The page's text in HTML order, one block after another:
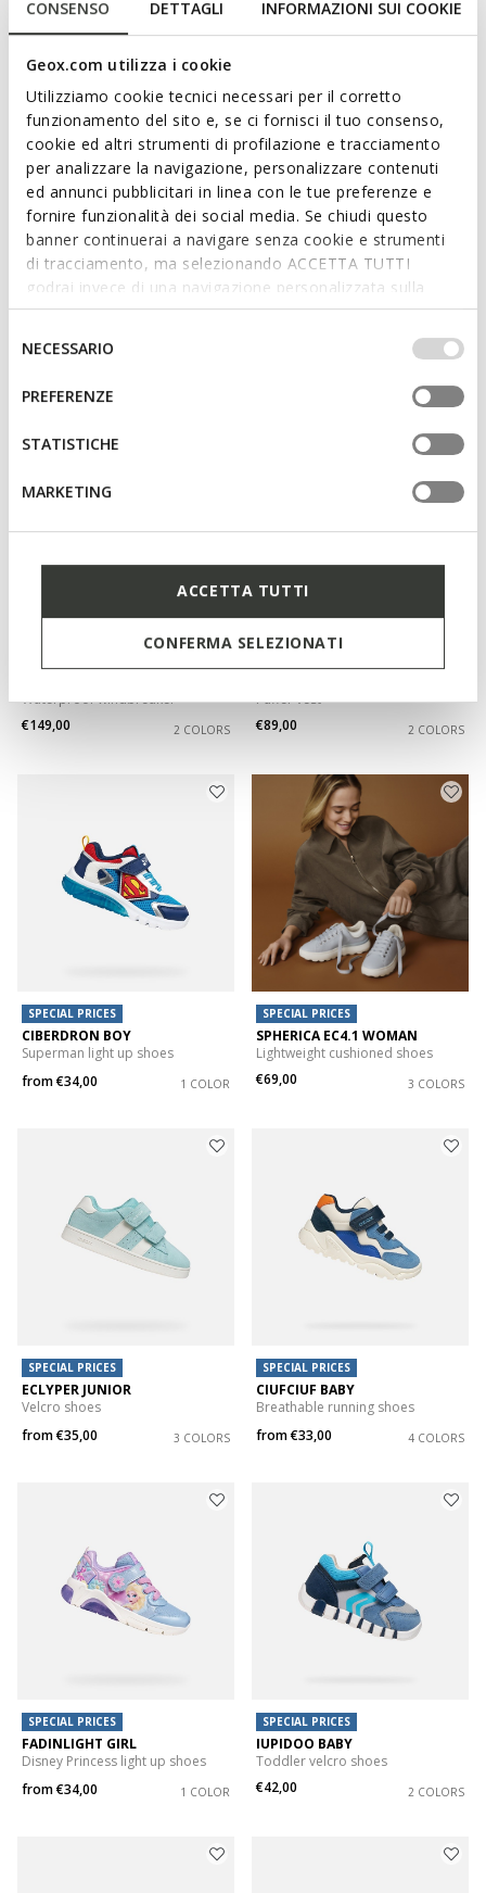
CONSENSO DETTAGLI INFORMAZIONI SUI COOKIE
Geox.com utilizza i cookie
Utilizziamo cookie tecnici necessari per il corretto
funzionamento del sito e, se ci fornisci il tuo consenso,
cookie ed altri strumenti di profilazione e tracciamento
per analizzare la navigazione, personalizzare contenuti
ed annunci pubblicitari in linea con le tue preferenze e
fornire funzionalità dei social media. Se chiudi questo
banner continuerai a navigare senza cookie e strumenti
di tracciamento, ma selezionando ACCETTA TUTTI
godrai invece di una navigazione personalizzata sulla
base dei tuoi gusti ed interessi. Selezionando
IMPOSTAZIONI potrai anche scegliere quali cookies ed
altri strumenti di tracciamento autorizzare. Per maggiori
informazioni o per modificare in qualsiasi momento le
tue impostazioni, visita la nostra
consenso
NECESSARIO
PREFERENZE
STATISTICHE
MARKETING
ACCETTA TUTTI
CONFERMA SELEZIONATI
€38,00
SPECIAL PRICES
Superman light up sandals
SPECIAL PRICES
Disney Princess light up shoes
Waterproof windbreaker
€149,00
2 COLORS
Puffer vest
€89,00
2 COLORS
SPECIAL PRICES
CIBERDRON BOY
Superman light up shoes
from€34,00 1 COLOR
SPECIAL PRICES
SPHERICA EC4.1 WOMAN
Lightweight cushioned shoes
€69,00
3 COLORS
SPECIAL PRICES
ECLYPER JUNIOR
Velcro shoes
from€35,00 3 COLORS
SPECIAL PRICES
CIUFCIUF BABY
Breathable running shoes
from€33,00 4 COLORS
SPECIAL PRICES
FADINLIGHT GIRL
Disney Princess light up shoes
from€34,00 1 COLOR
SPECIAL PRICES
IUPIDOO BABY
Toddler velcro shoes
€42,00
2 COLORS